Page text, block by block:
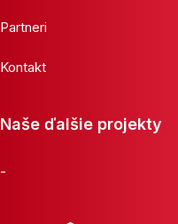
Partneri
Kontakt
Naše ďalšie projekty
-